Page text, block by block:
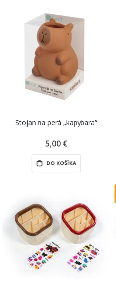
Stojan na perá „kapybara“
5,00 €
DO KOŠÍKA